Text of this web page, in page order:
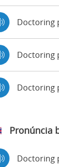
Doctoring
Doctoring
Doctoring
Pronúncia
Doctoring